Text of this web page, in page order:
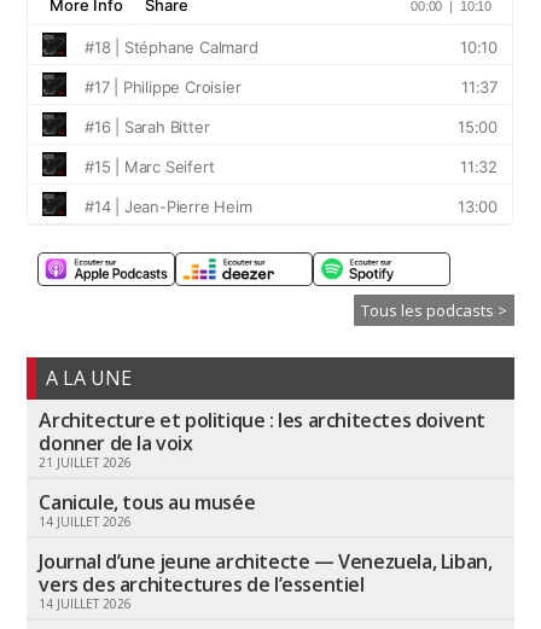
Tous les podcasts >
A LA UNE
Architecture et politique : les architectes doivent
donner de la voix
21 JUILLET 2026
Canicule, tous au musée
14 JUILLET 2026
Journal d’une jeune architecte — Venezuela, Liban,
vers des architectures de l’essentiel
14 JUILLET 2026